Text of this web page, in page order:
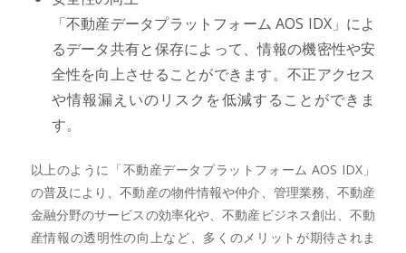
「不動産データプラットフォーム AOS IDX」によ
るデータ共有と保存によって、情報の機密性や安
全性を向上させることができます。不正アクセス
や情報漏えいのリスクを低減することができま
す。
以上のように「不動産データプラットフォーム AOS IDX」
の普及により、不動産の物件情報や仲介、管理業務、不動産
金融分野のサービスの効率化や、不動産ビジネス創出、不動
産情報の透明性の向上など、多くのメリットが期待されま